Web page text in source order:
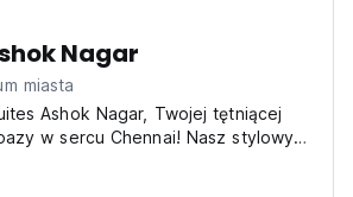
Nagar
miasta
Ashok Nagar, Twojej tętniącej
w sercu Chennai! Nasz stylowy
po dniu spędzonym na